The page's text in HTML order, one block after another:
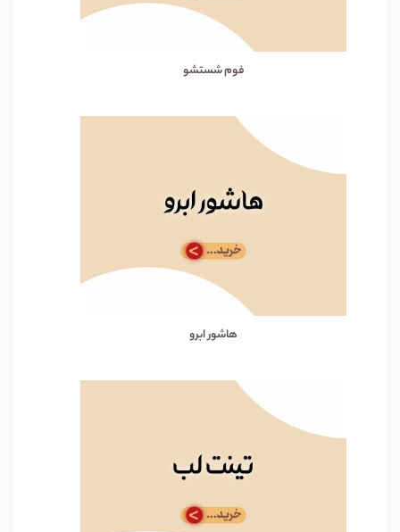
فوم شستشو
هاشور ابرو